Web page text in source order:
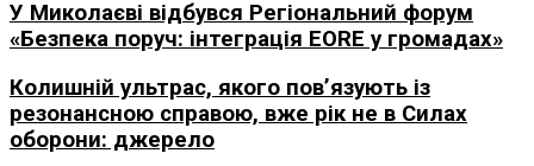
У Миколаєві відбувся Регіональний форум
«Безпека поруч: інтеграція EORE у громадах»
Колишній ультрас, якого пов’язують із
резонансною справою, вже рік не в Силах
оборони: джерело